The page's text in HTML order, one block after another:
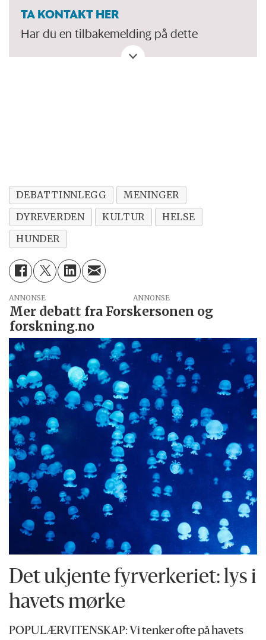
TA KONTAKT HER
Har du en tilbakemelding på dette
debattinnlegget. Eller spørsmål, ros eller
DEBATTINNLEGG
MENINGER
DYREVERDEN
KULTUR
HELSE
HUNDER
ANNONSE
Mer debatt fra Forskersonen og
forskning.no
Det ukjente fyrverkeriet: lys i
havets mørke
POPULÆRVITENSKAP: Vi tenker ofte på havets